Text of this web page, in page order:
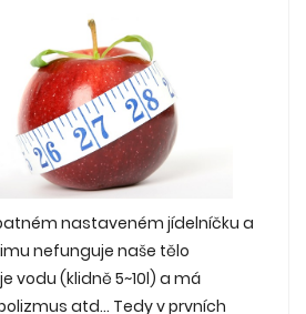
nastaveném jídelníčku a
nefunguje naše tělo
vodu (klidně 5~10l) a má
atd... Tedy v prvních